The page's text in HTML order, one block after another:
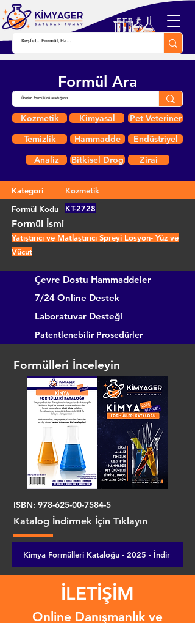
Formül Ara
Kozmetik Kimyasal
Pet Veteriner
Temizlik
Hammadde
Endüstriyel
Analiz
Bitkisel Drog Zirai
Kategori
Kozmetik
Formül Kodu
KT-2728
Formül İsmi
Yatıştırıcı ve Matlaştırıcı Spreyi Losyon- Yüz ve
Vücut
Çevre Dostu Hammaddeler
7/24 Online Destek
Laboratuvar Desteği
Patentlenebilir Prosedürler
Formülleri İnceleyin
ISBN: 978-625-00-7584-5
Katalog İndirmek İçin Tıklayın
Kimya Formülleri Kataloğu - 2025 - İndir
İLETİŞİM
Online Danışmanlık ve